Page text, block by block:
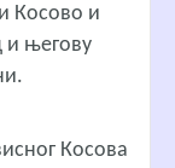
Косово и
и његову
Косова